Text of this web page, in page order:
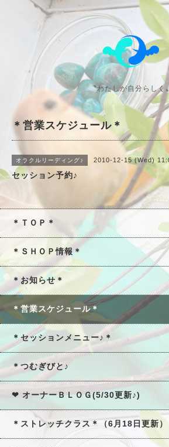
〝わたしが自分らしく
＊営業スケジュール＊
オラクルリーディング♪ 2010-12-15 (Wed)
セッション予約♪
＊ＴＯＰ＊
＊ＳＨＯＰ情報＊
＊お知らせ＊
＊営業スケジュール＊
＊セッションメニュー♪＊
＊つむぎびと♪
❤ オーナーＢＬＯＧ(5/30更新♪)
＊ストレッチクラス＊（6月18日更新）